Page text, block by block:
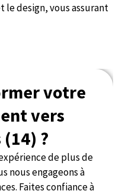
le design, vous assurant
votre
vers
?
de plus de
nous engageons à
Faites confiance à